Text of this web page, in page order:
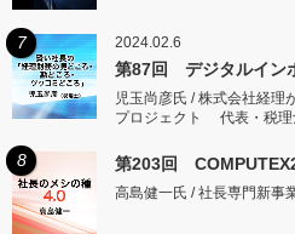
7 2024.02.6
第87回 デジタルイン
児玉尚彦氏 / 株式会社経
プロジェクト 代表・税理
8 第203回
高島健一氏 / 社長専門新事